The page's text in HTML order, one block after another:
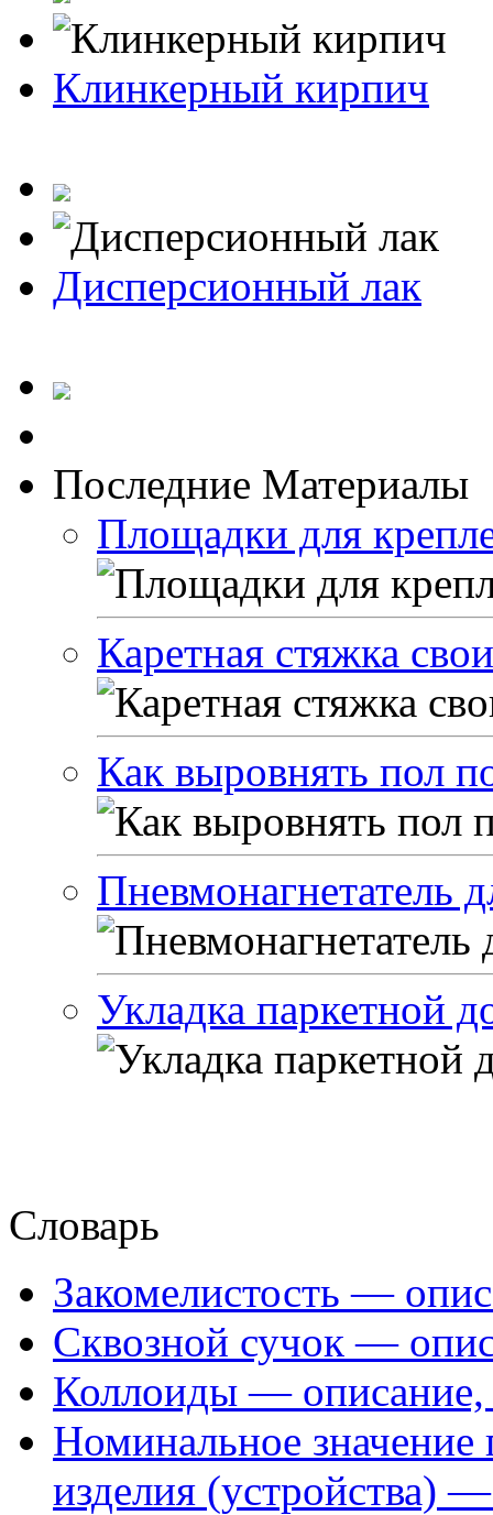
Клинкерный кирпич
Дисперсионный лак
Последние Материалы
Площадки для
Каретная стяжка
Как выровнять пол
Пневмонагнетатель
Укладка паркетной
Словарь
Закомелистость —
Сквозной сучок —
Коллоиды — описание,
Номинальное значение
изделия (устройства)